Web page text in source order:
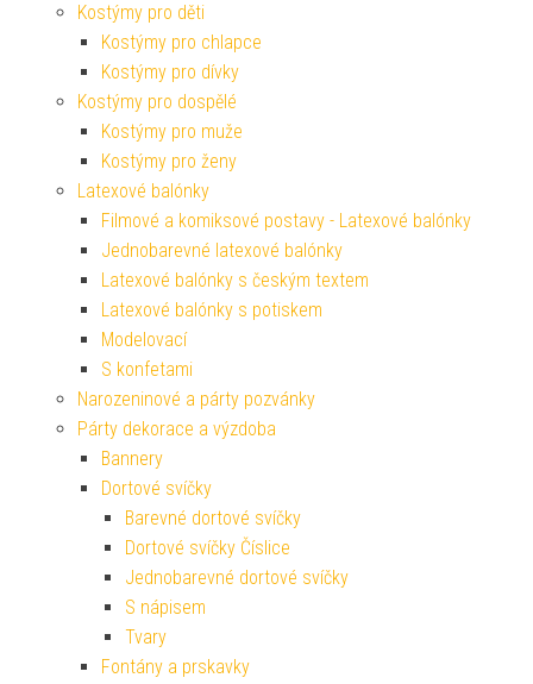
Kostýmy pro děti
Kostýmy pro chlapce
Kostýmy pro dívky
Kostýmy pro dospělé
Kostýmy pro muže
Kostýmy pro ženy
Latexové balónky
Filmové a komiksové postavy - Latexové balónky
Jednobarevné latexové balónky
Latexové balónky s českým textem
Latexové balónky s potiskem
Modelovací
S konfetami
Narozeninové a párty pozvánky
Párty dekorace a výzdoba
Bannery
Dortové svíčky
Barevné dortové svíčky
Dortové svíčky Číslice
Jednobarevné dortové svíčky
S nápisem
Tvary
Fontány a prskavky